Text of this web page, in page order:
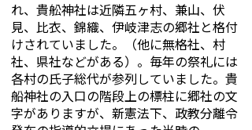
れ、貴舩神社は近隣五ヶ村、兼山、伏
見、比衣、錦織、伊岐津志の郷社と格付
けされていました。（他に無格社、村
社、県社などがある）。毎年の祭礼には
各村の氏子総代が参列していました。貴
船神社の入口の階段上の標柱に郷社の文
字がありますが、新憲法下、政教分離令